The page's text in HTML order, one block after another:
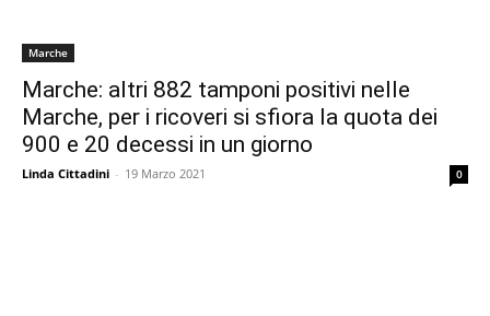
Marche
Marche: altri 882 tamponi positivi nelle
Marche, per i ricoveri si sfiora la quota dei
900 e 20 decessi in un giorno
Linda Cittadini - 19 Marzo 2021 0